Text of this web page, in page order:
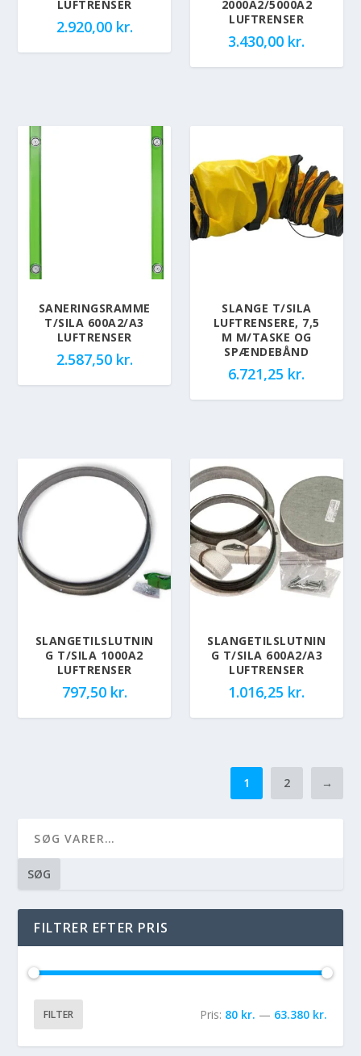
LUFTRENSER
2.920,00 kr.
2000A2/5000A2
LUFTRENSER
3.430,00 kr.
SANERINGSRAMME
T/SILA 600A2/A3
LUFTRENSER
2.587,50 kr.
SLANGE T/SILA
LUFTRENSERE, 7,5
M M/TASKE OG
SPÆNDEBÅND
6.721,25 kr.
SLANGETILSLUTNIN
G T/SILA 1000A2
LUFTRENSER
797,50 kr.
SLANGETILSLUTNIN
G T/SILA 600A2/A3
LUFTRENSER
1.016,25 kr.
1 2 →
SØG
FILTRER EFTER PRIS
FILTER Pris: 80 kr. — 63.380 kr.